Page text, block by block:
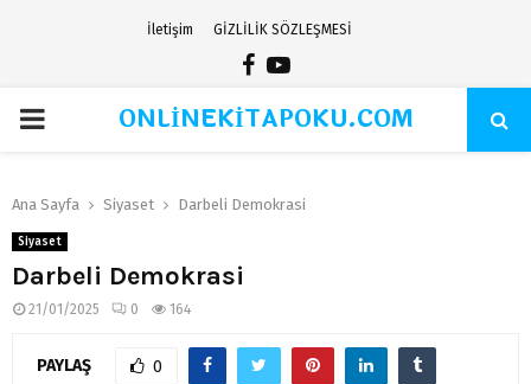
İletişim GİZLİLİK SÖZLEŞMESİ
Facebook
Youtube
PRIMARYONLİNEKİTAPOKU.COM
Ana Sayfa Siyaset Darbeli Demokrasi
Siyaset
Darbeli Demokrasi
21/01/2025 0 164
PAYLAŞ 0